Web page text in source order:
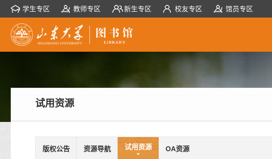
学生专区 教师专区 新生专区 校友专区 馆员专区
试用资源
版权公告 资源导航 试用资源 OA资源